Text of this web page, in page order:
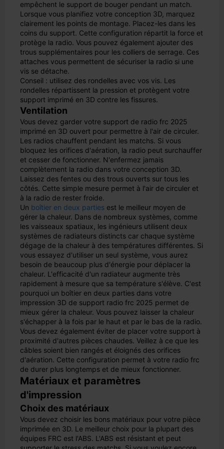
empêchent le support de bouger pendant un match.
Lorsque vous planifiez votre conception 3D, marquez
clairement les points de montage. Placez-les dans les
coins du support. Cette configuration répartit la force et
protège la radio. Vous pouvez également ajouter des
trous supplémentaires pour les colliers de serrage. Ces
attaches vous permettent de sécuriser la radio si une
vis se détache.
Conseil : utilisez des rondelles avec vos vis. Les
rondelles répartissent la pression et protègent votre
support imprimé en 3D contre les fissures.
Ventilation
Vous devez garder votre support de radio frc 2025
imprimé en 3D ouvert pour permettre à l'air de circuler.
Les radios chauffent pendant les matchs. Si vous
bloquez les orifices d'aération, la radio peut surchauffer
et cesser de fonctionner. N'enfermez jamais
complètement la radio dans votre conception 3D.
Laissez des fentes ou des trous ouverts sur tous les
côtés. Cette simple mesure permet à l'air de circuler et
à la radio de rester froide.
Un boîtier en deux parties est le meilleur moyen de
gérer la chaleur. Dans de nombreux systèmes, comme
les vaisseaux spatiaux, les ingénieurs utilisent deux
systèmes de radiateurs distincts car chaque système
dégage de la chaleur à des températures différentes. Si
vous essayez d'utiliser un seul système, vous aurez
besoin de beaucoup plus d'énergie pour déplacer la
chaleur. L'efficacité d'un radiateur augmente très
rapidement à mesure que sa température s'élève. C'est
pourquoi un boîtier en deux parties dans votre
impression 3D de support radio frc 2025 permet de
mieux gérer la chaleur. Vous pouvez laisser la chaleur
s'échapper à la fois par le haut et par le bas de la radio.
Vous devez également éviter de placer votre support à
proximité d'autres pièces chaudes. Veillez à ce que les
câbles soient bien rangés et éloignés des orifices
d'aération. Cette configuration permet à votre radio frc
de durer plus longtemps et de mieux fonctionner.
Matériaux et paramètres
d'impression
Choix des matériaux
Vous devez choisir les bons matériaux pour votre pièce
imprimée en 3D. Le meilleur choix pour la plupart des
équipes FRC est l'ABS. L'ABS est résistant et peut